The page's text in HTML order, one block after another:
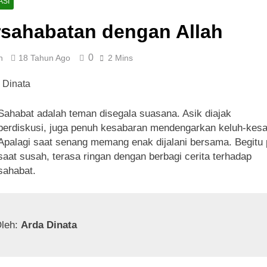
dengan Allah
18 Tahun Ago 0 2 Mins
adalah teman disegala suasana. Asik diajak
juga penuh kesabaran mendengarkan keluh-
saat senang memang enak dijalani bersama. Begitu
susah, terasa ringan dengan berbagi cerita terhadap
Arda Dinata